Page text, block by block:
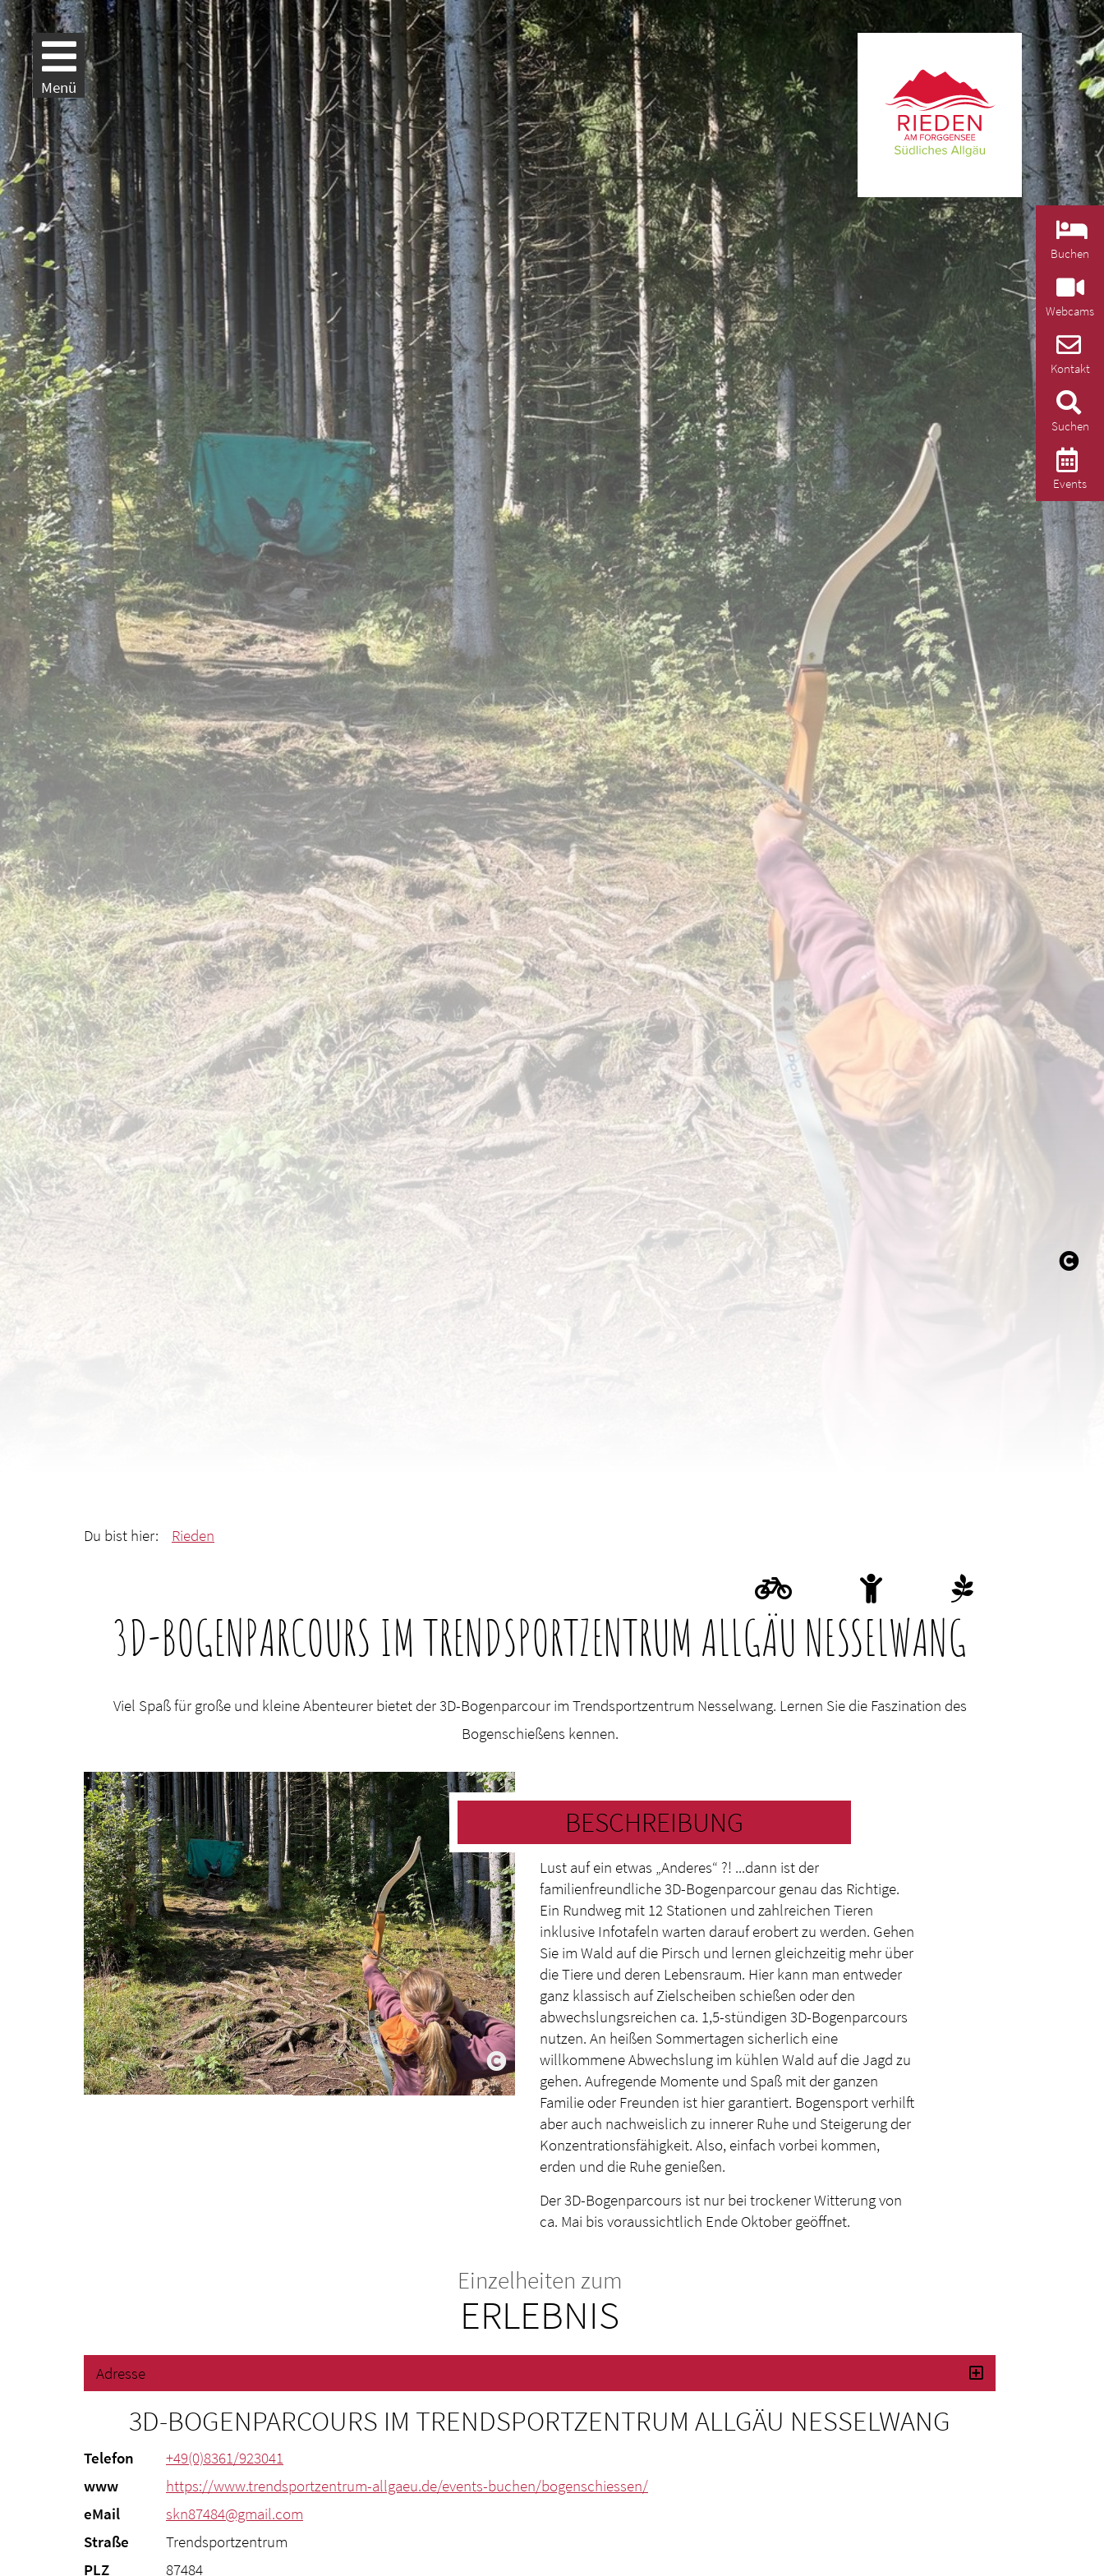
Weiter zur Navigation Weiter zum Inhalt
Buchen
Webcams
Kontakt
Suchen
Events
Menü
Du bist hier: Rieden
3D-BOGENPARCOURS IM TRENDSPORTZENTRUM ALLGÄU NESSELWANG
Viel Spaß für große und kleine Abenteurer bietet der 3D-Bogenparcour im Trendsportzentrum Nesselwang. Lernen Sie die Faszination des
Bogenschießens kennen.
BESCHREIBUNG
Lust auf ein etwas „Anderes“ ?! ...dann ist der
familienfreundliche 3D-Bogenparcour genau das Richtige.
Ein Rundweg mit 12 Stationen und zahlreichen Tieren
inklusive Infotafeln warten darauf erobert zu werden. Gehen
Sie im Wald auf die Pirsch und lernen gleichzeitig mehr über
die Tiere und deren Lebensraum. Hier kann man entweder
ganz klassisch auf Zielscheiben schießen oder den
abwechslungsreichen ca. 1,5-stündigen 3D-Bogenparcours
nutzen. An heißen Sommertagen sicherlich eine
willkommene Abwechslung im kühlen Wald auf die Jagd zu
gehen. Aufregende Momente und Spaß mit der ganzen
Familie oder Freunden ist hier garantiert. Bogensport verhilft
aber auch nachweislich zu innerer Ruhe und Steigerung der
Konzentrationsfähigkeit. Also, einfach vorbei kommen,
erden und die Ruhe genießen.
Der 3D-Bogenparcours ist nur bei trockener Witterung von
ca. Mai bis voraussichtlich Ende Oktober geöffnet.
Einzelheiten zum
ERLEBNIS
Adresse
3D-BOGENPARCOURS IM TRENDSPORTZENTRUM ALLGÄU NESSELWANG
Telefon
+49(0)8361/923041
www
https://www.trendsportzentrum-allgaeu.de/events-buchen/bogenschiessen/
eMail
skn87484@gmail.com
Straße
Trendsportzentrum
PLZ
87484